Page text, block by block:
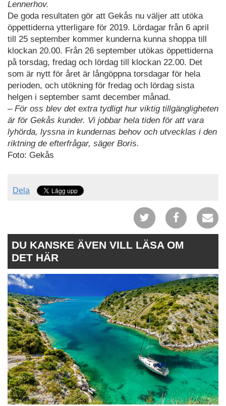
Lennerhov.
De goda resultaten gör att Gekås nu väljer att utöka
öppettiderna ytterligare för 2019. Lördagar från 6 april
till 25 september kommer kunderna kunna shoppa till
klockan 20.00. Från 26 september utökas öppettiderna
på torsdag, fredag och lördag till klockan 22.00. Det
som är nytt för året är långöppna torsdagar för hela
perioden, och utökning för fredag och lördag sista
helgen i september samt december månad.
– För oss blev det extra tydligt hur viktig tillgängligheten
är för Gekås kunder. Vi jobbar hela tiden för att vara
lyhörda, lyssna in kundernas behov och utvecklas i den
riktning de efterfrågar, säger Boris.
Foto: Gekås
Dela
DU KANSKE ÄVEN VILL LÄSA OM
DET HÄR